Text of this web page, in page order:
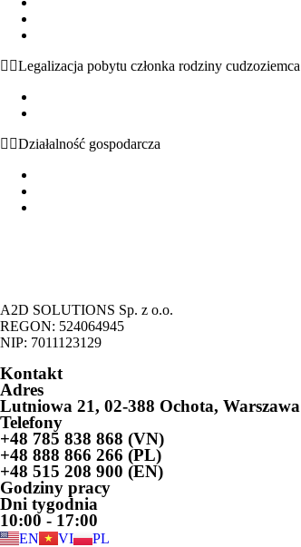
Legalizacja pobytu członka rodziny cudzoziemca
Działalność gospodarcza
A2D SOLUTIONS Sp. z o.o.
REGON: 524064945
NIP: 7011123129
Kontakt
Adres
Lutniowa 21, 02-388 Ochota, Warszawa
Telefony
+48 785 838 868 (VN)
+48 888 866 266 (PL)
+48 515 208 900 (EN)
Godziny pracy
Dni tygodnia
10:00 - 17:00
EN VI PL